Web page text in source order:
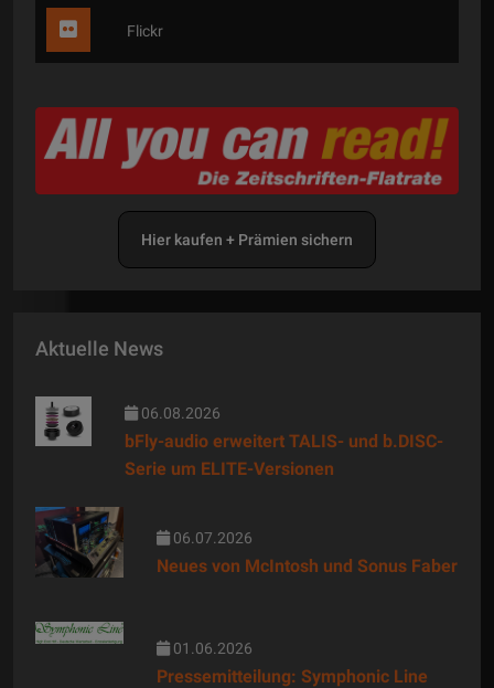
Flickr
Hier kaufen + Prämien sichern
Aktuelle News
06.08.2026
bFly-audio erweitert TALIS- und b.DISC-
Serie um ELITE-Versionen
06.07.2026
Neues von McIntosh und Sonus Faber
01.06.2026
Pressemitteilung: Symphonic Line